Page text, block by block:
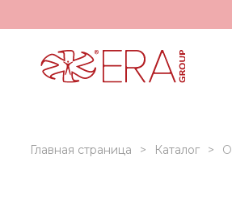
Главная страница Каталог